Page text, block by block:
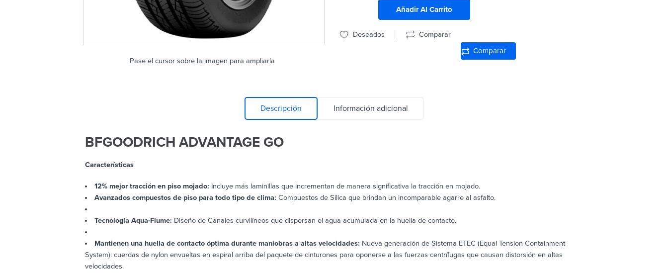
Pase el cursor sobre la imagen para ampliarla
Añadir Al Carrito
Deseados Comparar
Comparar
Descripción Información adicional
BFGOODRICH ADVANTAGE GO
Características
12% mejor tracción en piso mojado: Incluye más laminillas que incrementan de manera significativa la tracción en mojado.
Avanzados compuestos de piso para todo tipo de clima: Compuestos de Sílica que brindan un incomparable agarre al asfalto.
Tecnología Aqua-Flume: Diseño de Canales curvilíneos que dispersan el agua acumulada en la huella de contacto.
Mantienen una huella de contacto óptima durante maniobras a altas velocidades: Nueva generación de Sistema ETEC (Equal Tension Containment
System): cuerdas de nylon envueltas en espiral arriba del paquete de cinturones para oponerse a las fuerzas centrífugas que causan distorsión en altas
velocidades.